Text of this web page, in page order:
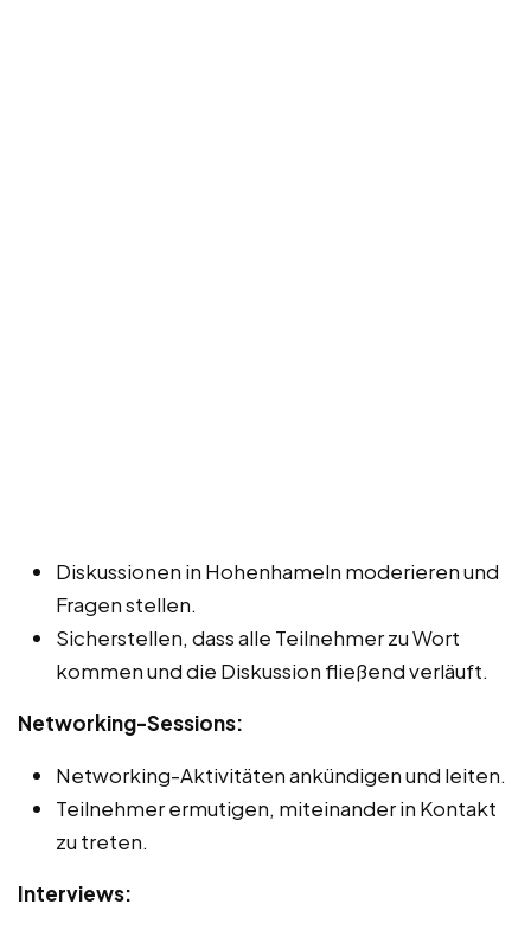
Diskussionen in Hohenhameln moderieren und
Fragen stellen.
Sicherstellen, dass alle Teilnehmer zu Wort
kommen und die Diskussion fließend verläuft.
Networking-Sessions:
Networking-Aktivitäten ankündigen und leiten.
Teilnehmer ermutigen, miteinander in Kontakt
zu treten.
Interviews: